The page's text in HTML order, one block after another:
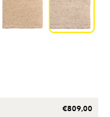
€809,00